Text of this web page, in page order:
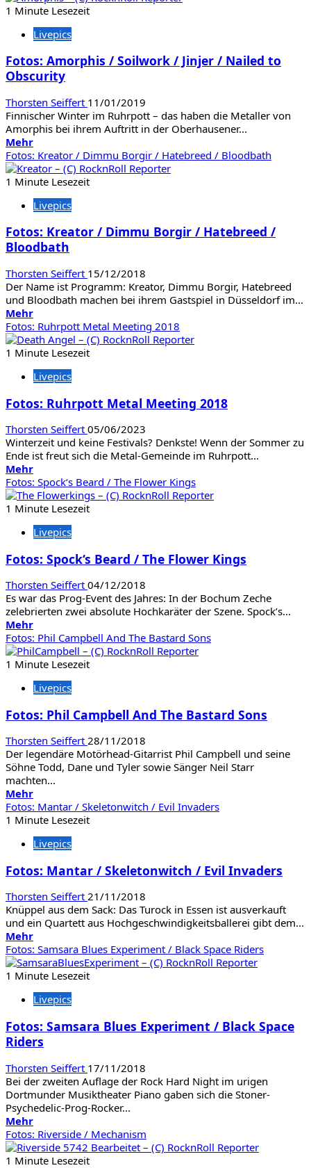
Fotos:
Digger
Burning
Witches
1 Minute Lesezeit
Livepics
Fotos: Amorphis / Soilwork / Jinjer / Nailed to
Obscurity
Thorsten Seiffert 11/01/2019
Finnischer Winter im Ruhrpott – das haben die Metaller von
Amorphis bei ihrem Auftritt in der Oberhausener...
MehrMehr
Informationen
über
Fotos:
/
/
Jinjer
Nailed
to
Obscurity
Fotos: Kreator / Dimmu Borgir / Hatebreed / Bloodbath
1 Minute Lesezeit
Livepics
Fotos: Kreator / Dimmu Borgir / Hatebreed /
Bloodbath
Thorsten Seiffert 15/12/2018
Der Name ist Programm: Kreator, Dimmu Borgir, Hatebreed
und Bloodbath machen bei ihrem Gastspiel in Düsseldorf im...
MehrMehr
Informationen
über
Fotos:
/
Borgir
Hatebreed
/
Bloodbath
Fotos: Ruhrpott Metal Meeting 2018
1 Minute Lesezeit
Livepics
Fotos: Ruhrpott Metal Meeting 2018
Thorsten Seiffert 05/06/2023
Winterzeit und keine Festivals? Denkste! Wenn der Sommer zu
Ende ist freut sich die Metal-Gemeinde im Ruhrpott...
MehrMehr
Informationen
über
Fotos:
Metal
2018
Fotos: Spock‘s Beard / The Flower Kings
1 Minute Lesezeit
Livepics
Fotos: Spock‘s Beard / The Flower Kings
Thorsten Seiffert 04/12/2018
Es war das Prog-Event des Jahres: In der Bochum Zeche
zelebrierten zwei absolute Hochkaräter der Szene. Spock’s...
MehrMehr
Informationen
über
Fotos:
Beard
The
Kings
Fotos: Phil Campbell And The Bastard Sons
1 Minute Lesezeit
Livepics
Fotos: Phil Campbell And The Bastard Sons
Thorsten Seiffert 28/11/2018
Der legendäre Motörhead-Gitarrist Phil Campbell und seine
Söhne Todd, Dane und Tyler sowie Sänger Neil Starr
machten...
MehrMehr
Informationen
über
Phil
And
Bastard
Sons
Fotos: Mantar / Skeletonwitch / Evil Invaders
1 Minute Lesezeit
Livepics
Fotos: Mantar / Skeletonwitch / Evil Invaders
Thorsten Seiffert 21/11/2018
Knüppel aus dem Sack: Das Turock in Essen ist ausverkauft
und ein Quartett aus Hochgeschwindigkeitsballerei gibt dem...
MehrMehr
Informationen
über
Fotos:
/
/
Evil
Fotos: Samsara Blues Experiment / Black Space Riders
1 Minute Lesezeit
Livepics
Fotos: Samsara Blues Experiment / Black Space
Riders
Thorsten Seiffert 17/11/2018
Bei der zweiten Auflage der Rock Hard Night im urigen
Dortmunder Musiktheater Piano gaben sich die Stoner-
Psychedelic-Prog-Rocker...
MehrMehr
Informationen
über
Fotos:
Fotos: Riverside / Mechanism
1 Minute Lesezeit